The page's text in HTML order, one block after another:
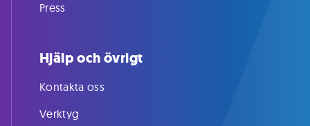
Press
Hjälp och övrigt
Kontakta oss
Verktyg